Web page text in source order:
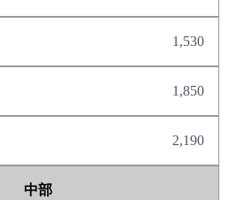
1,530
1,850
2,190
中部